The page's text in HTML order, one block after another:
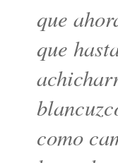
que
que
como